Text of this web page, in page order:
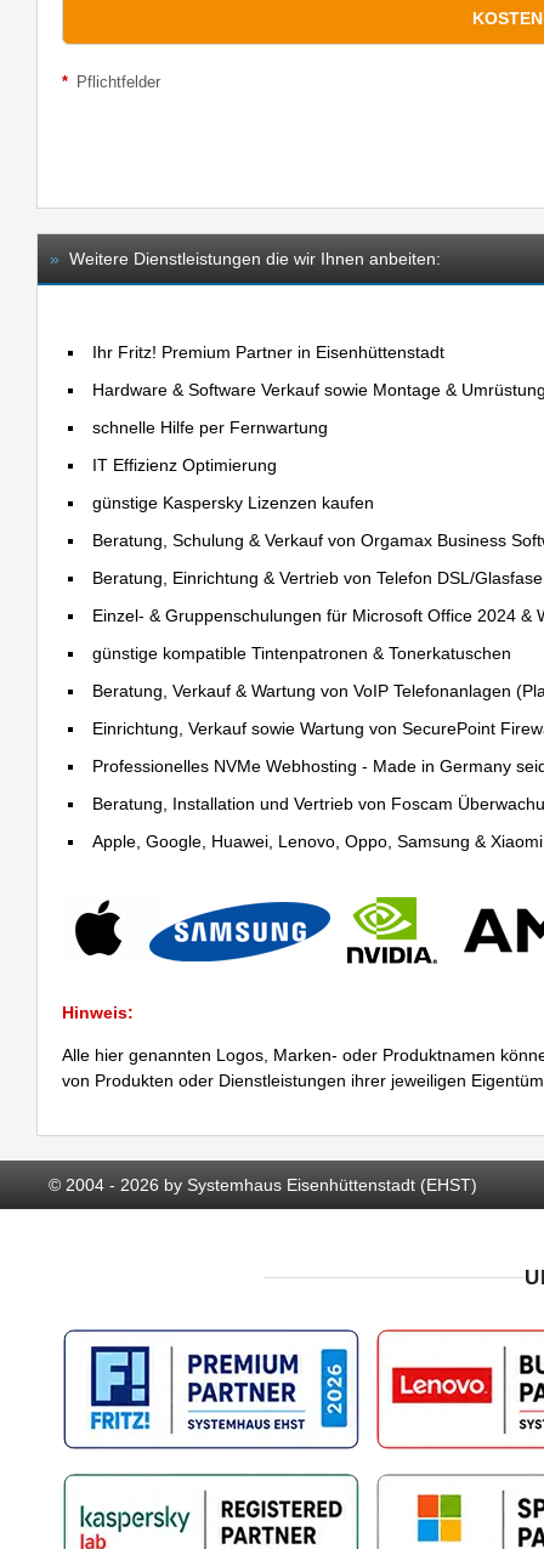
* Pflichtfelder
» Weitere Dienstleistungen die wir Ihnen anbeiten:
Ihr Fritz! Premium Partner in Eisenhüttenstadt
Hardware & Software Verkauf sowie Montage &
schnelle Hilfe per Fernwartung
IT Effizienz Optimierung
günstige Kaspersky Lizenzen kaufen
Beratung, Schulung & Verkauf von Orgamax Business
Beratung, Einrichtung & Vertrieb von Telefon DSL/
Einzel- & Gruppenschulungen für Microsoft Office 2024 &
günstige kompatible Tintenpatronen & Tonerkatuschen
Beratung, Verkauf & Wartung von VoIP Telefonanlagen
Einrichtung, Verkauf sowie Wartung von SecurePoint
Professionelles NVMe Webhosting - Made in Germany
Beratung, Installation und Vertrieb von Foscam
Apple, Google, Huawei, Lenovo, Oppo, Samsung &
Hinweis:
Alle hier genannten Logos, Marken- oder Produktnamen
von Produkten oder Dienstleistungen ihrer jeweiligen
© 2004 - 2026 by Systemhaus Eisenhüttenstadt (EHST)